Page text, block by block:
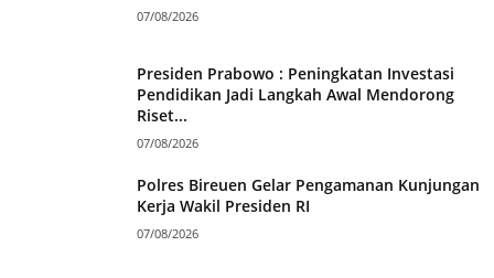
07/08/2026
Presiden Prabowo : Peningkatan Investasi
Pendidikan Jadi Langkah Awal Mendorong
Riset...
07/08/2026
Polres Bireuen Gelar Pengamanan Kunjungan
Kerja Wakil Presiden RI
07/08/2026